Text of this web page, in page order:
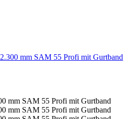
mm SAM 55 Profi mit Gurtband